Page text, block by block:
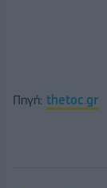
Πηγή: thetoc.gr